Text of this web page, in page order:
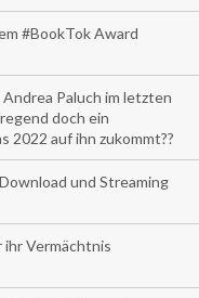
#BookTok Award
Paluch im letzten
doch ein
2022 auf ihn zukommt??
und Streaming
Vermächtnis